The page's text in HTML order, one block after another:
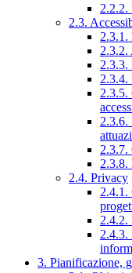
2.2.2.
2.3.
2.3.1.
2.3.2.
2.3.3.
2.3.4.
2.3.5.
2.3.6.
2.3.7.
2.3.8.
2.4. Privacy
2.4.1.
2.4.2.
2.4.3.
3. Pianificazione,